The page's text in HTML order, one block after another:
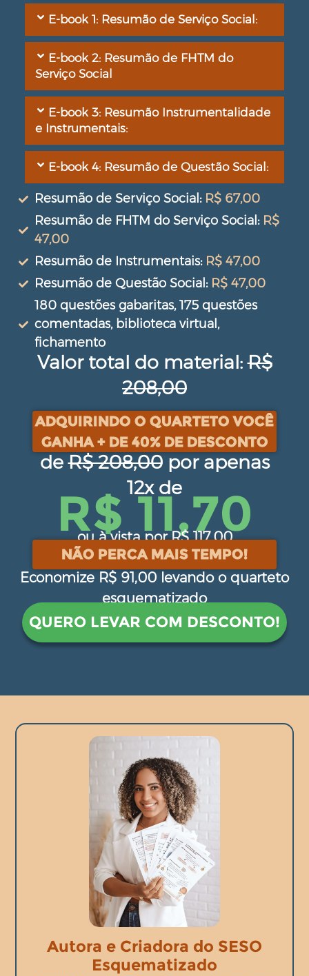
E-book 1: Resumão de Serviço Social:
E-book 2: Resumão de FHTM do
Serviço Social
E-book 3: Resumão Instrumentalidade
e Instrumentais:
E-book 4: Resumão de Questão Social:
Resumão de Serviço Social: R$ 67,00
Resumão de FHTM do Serviço Social: R$
47,00
Resumão de Instrumentais: R$ 47,00
Resumão de Questão Social: R$ 47,00
180 questões gabaritas, 175 questões
comentadas, biblioteca virtual,
fichamento
Valor total do material:R$
208,00
ADQUIRINDO O QUARTETO VOCÊ
GANHA + DE 40% DE DESCONTO
deR$ 208,00por apenas
12x de
R$ 11,70
ou à vista por R$ 117,00
NÃO PERCA MAIS TEMPO!
Economize R$ 91,00 levando o quarteto
esquematizado
QUERO LEVAR COM DESCONTO!
Autora e Criadora do SESO
Esquematizado